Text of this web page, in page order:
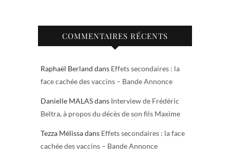
COMMENTAIRES RÉCENTS
Raphaël Berland dans Effets secondaires : la
face cachée des vaccins – Bande Annonce
Danielle MALASdans Interview de Frédéric
Beltra, à propos du décès de son fils Maxime
Tezza Mélissadans Effets secondaires : la face
cachée des vaccins – Bande Annonce